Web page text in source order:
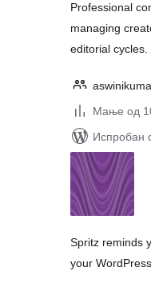
Professional
managing
editorial cycles.
Мање од
Испробан
Spritz reminds
your